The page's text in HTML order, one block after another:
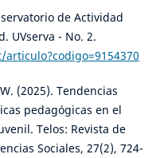
de Actividad
UVserva - No. 2.
(2025). Tendencias
pedagógicas en el
Telos: Revista de
Sociales, 27(2), 724-